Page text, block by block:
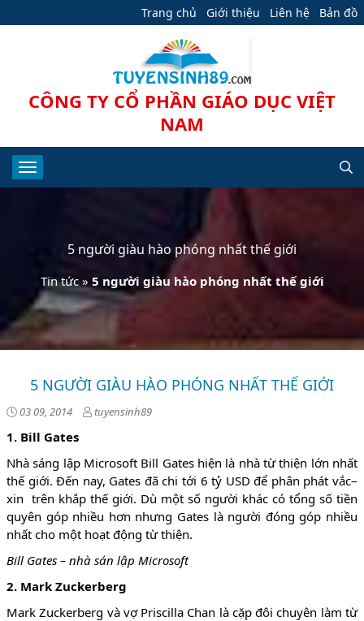
Trang chủ Giới thiệu Liên hệ Bản đồ
CÔNG TY CỔ PHẦN GIÁO DỤC VIỆT
NAM
5 người giàu hào phóng nhất thế giới
Tin tức» 5 người giàu hào phóng nhất thế giới
5 NGƯỜI GIÀU HÀO PHÓNG NHẤT THẾ GIỚI
03 09, 2014 tuyensinh89
1. Bill Gates
Nhà sáng lập Microsoft Bill Gates hiện là nhà từ thiện lớn nhất
thế giới. Đến nay, Gates đã chi tới 6 tỷ USD để phân phát vắc–
xin trên khắp thế giới. Dù một số người khác có tổng số tiền
quyên góp nhiều hơn nhưng Gates là người đóng góp nhiều
nhất cho một hoạt động từ thiện.
Bill Gates – nhà sán lập Microsoft
2. Mark Zuckerberg
Mark Zuckerberg và vợ Priscilla Chan là cặp đôi chuyên làm từ